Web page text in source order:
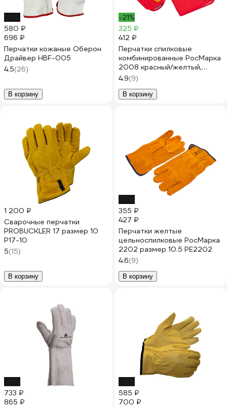
580 ₽
696 ₽
Перчатки кожаные Оберон
Драйвер HBF-005
4.5(26)
В корзину
-21%
325 ₽
412 ₽
Перчатки спилковые
комбинированные РосМарка
2008 красный/желтый,
размер 10.5 Р2008
4.9(9)
В корзину
1 200 ₽
Сварочные перчатки
PROBUCKLER 17 размер 10
P17-10
5(15)
В корзину
355 ₽
427 ₽
Перчатки желтые
цельноспилковые РосМарка
2202 размер 10.5 РЕ2202
4.6(9)
В корзину
733 ₽
865 ₽
585 ₽
700 ₽